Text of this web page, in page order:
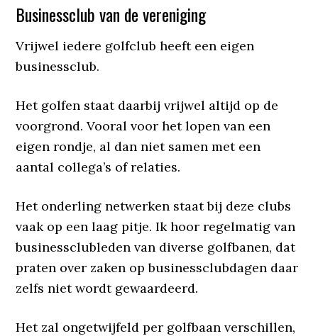
Businessclub van de vereniging
Vrijwel iedere golfclub heeft een eigen
businessclub.
Het golfen staat daarbij vrijwel altijd op de
voorgrond. Vooral voor het lopen van een
eigen rondje, al dan niet samen met een
aantal collega’s of relaties.
Het onderling netwerken staat bij deze clubs
vaak op een laag pitje. Ik hoor regelmatig van
businessclubleden van diverse golfbanen, dat
praten over zaken op businessclubdagen daar
zelfs niet wordt gewaardeerd.
Het zal ongetwijfeld per golfbaan verschillen,